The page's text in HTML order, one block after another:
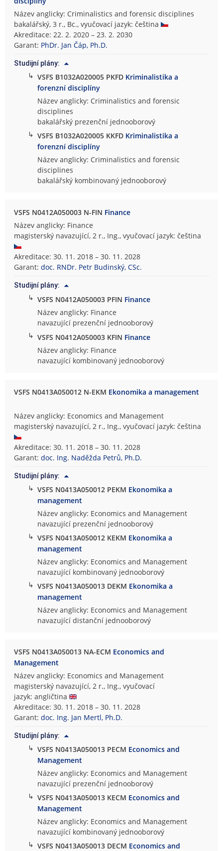
Název anglicky: Criminalistics and forensic disciplines
bakalářský, 3 r., Bc., vyučovací jazyk: čeština
Akreditace: 22. 2. 2020 – 23. 2. 2030
Garant: PhDr. Jan Čáp, Ph.D.
Studijní plány:
↳ VSFS B1032A020005 PKFD Kriminalistika a
forenzní disciplíny
Název anglicky: Criminalistics and forensic
disciplines
bakalářský prezenční jednooborový
↳ VSFS B1032A020005 KKFD Kriminalistika a
forenzní disciplíny
Název anglicky: Criminalistics and forensic
disciplines
bakalářský kombinovaný jednooborový
VSFS N0412A050003 N-FIN Finance
Název anglicky: Finance
magisterský navazující, 2 r., Ing., vyučovací jazyk: čeština
Akreditace: 30. 11. 2018 – 30. 11. 2028
Garant:doc. RNDr. Petr Budinský, CSc.
Studijní plány:
↳ VSFS N0412A050003 PFIN Finance
Název anglicky: Finance
navazující prezenční jednooborový
↳ VSFS N0412A050003 KFIN Finance
Název anglicky: Finance
navazující kombinovaný jednooborový
VSFS N0413A050012 N-EKM Ekonomika a management
Název anglicky: Economics and Management
magisterský navazující, 2 r., Ing., vyučovací jazyk: čeština
Akreditace: 30. 11. 2018 – 30. 11. 2028
Garant:doc. Ing. Naděžda Petrů, Ph.D.
Studijní plány:
↳ VSFS N0413A050012 PEKM Ekonomika a
management
Název anglicky: Economics and Management
navazující prezenční jednooborový
↳ VSFS N0413A050012 KEKM Ekonomika a
management
Název anglicky: Economics and Management
navazující kombinovaný jednooborový
↳ VSFS N0413A050013 DEKM Ekonomika a
management
Název anglicky: Economics and Management
navazující distanční jednooborový
VSFS N0413A050013 NA-ECM Economics and
Management
Název anglicky: Economics and Management
magisterský navazující, 2 r., Ing., vyučovací
jazyk: angličtina
Akreditace: 30. 11. 2018 – 30. 11. 2028
Garant:doc. Ing. Jan Mertl, Ph.D.
Studijní plány:
↳ VSFS N0413A050013 PECM Economics and
Management
Název anglicky: Economics and Management
navazující prezenční jednooborový
↳ VSFS N0413A050013 KECM Economics and
Management
Název anglicky: Economics and Management
navazující kombinovaný jednooborový
↳ VSFS N0413A050013 DECM Economics and